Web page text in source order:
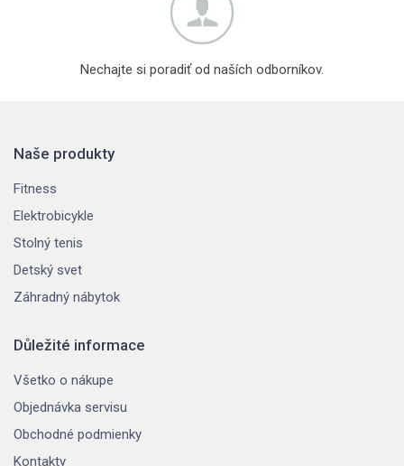
Nechajte si poradiť od naších odborníkov.
Naše produkty
Fitness
Elektrobicykle
Stolný tenis
Detský svet
Záhradný nábytok
Důležité informace
Všetko o nákupe
Objednávka servisu
Obchodné podmienky
Kontakty